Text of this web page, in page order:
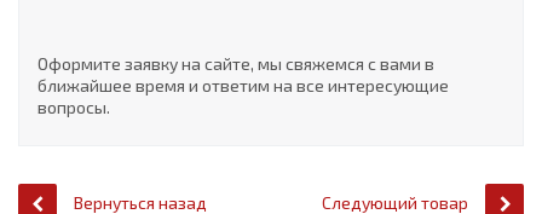
Оформите заявку на сайте, мы свяжемся с вами в
ближайшее время и ответим на все интересующие
вопросы.
Вернуться назад Следующий товар